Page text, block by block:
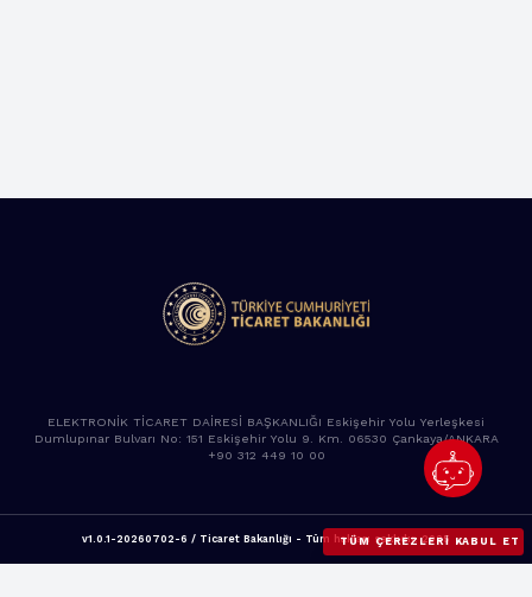
ELEKTRONİK TİCARET DAİRESİ BAŞKANLIĞI Eskişehir Yolu Yerleşkesi
Dumlupınar Bulvarı No: 151 Eskişehir Yolu 9. Km. 06530 Çankaya/ANKARA
+90 312 449 10 00
v1.0.1-20260702-6 / Ticaret Bakanlığı - Tüm hakları saklıdır. 2025
TÜM ÇEREZLERI KABUL ET